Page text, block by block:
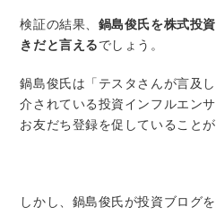
検証の結果、 鍋島俊氏を株式投
きだと言える でしょう。
鍋島俊氏は「テスタさんが言及
介されている投資インフルエン
お友だち登録を促していることが
しかし、鍋島俊氏が投資ブログ